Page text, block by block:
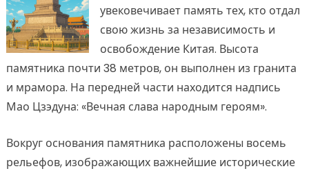
увековечивает память тех, кто отдал
свою жизнь за независимость и
освобождение Китая. Высота
памятника почти 38 метров, он выполнен из гранита
и мрамора. На передней части находится надпись
Мао Цзэдуна: «Вечная слава народным героям».
Вокруг основания памятника расположены восемь
рельефов, изображающих важнейшие исторические